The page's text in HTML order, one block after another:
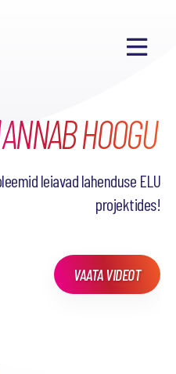
ANNAB HOOGU
leiavad lahenduse ELU
projektides!
VAATA VIDEOT
38
PROJEKTI
TEADA, MIDA
TEINUD?